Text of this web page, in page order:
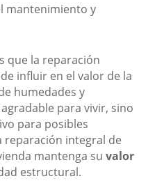
mantenimiento y
que la reparación
influir en el valor de la
humedades y
para vivir, sino
para posibles
integral de
mantenga suvalor
estructural.